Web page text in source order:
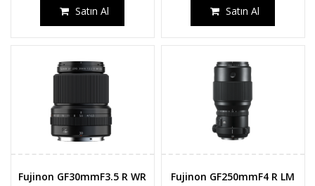
Satın Al Satın Al
Fujinon GF30mmF3.5 R WR
Fujinon GF250mmF4 R LM